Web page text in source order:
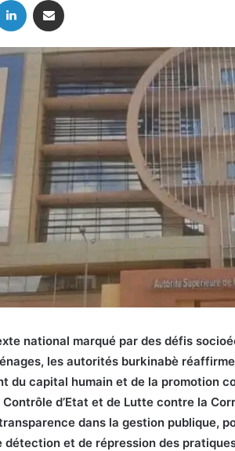
courriel
national marqué par des défis
les autorités burkinabè
du capital humain et de la promotion
d’Etat et de Lutte contre la
dans la gestion publique,
détection et de répression des